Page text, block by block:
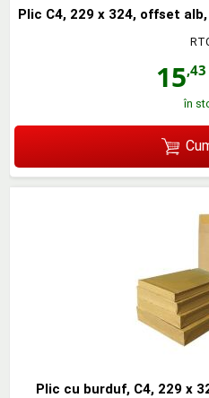
Plic C4, 229 x 324, offset
15,43
în
Plic cu burduf, C4, 229 x